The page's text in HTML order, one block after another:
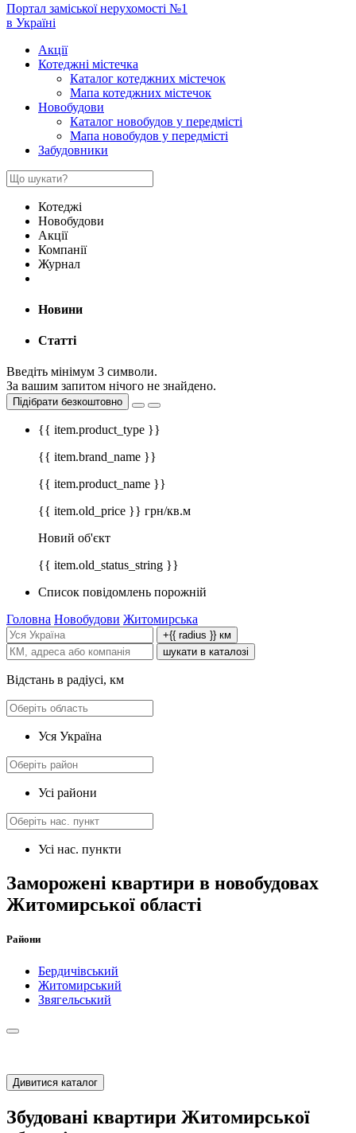
Портал заміської нерухомості №1
в Україні
Акції
Котеджні містечка
Каталог котеджних містечок
Мапа котеджних містечок
Новобудови
Каталог новобудов у передмісті
Мапа новобудов у передмісті
Забудовники
Котеджі
Новобудови
Акції
Компанії
Журнал
Новини
Статті
Введіть мінімум 3 символи.
За вашим запитом нічого не знайдено.
Підібрати безкоштовно
{{ item.product_type }}
{{ item.brand_name }}
{{ item.product_name }}
{{ item.old_price }} грн/кв.м
Новий об'єкт
{{ item.old_status_string }}
Список повідомлень порожній
Головна Новобудови Житомирська
+{{ radius }} км
шукати в каталозі
Відстань в радіусі, км
Уся Україна
Усі райони
Усі нас. пункти
Заморожені квартири в новобудовах
Житомирської області
Райони
Бердичівський
Житомирський
Звягельський
Дивитися каталог
Збудовані квартири Житомирської